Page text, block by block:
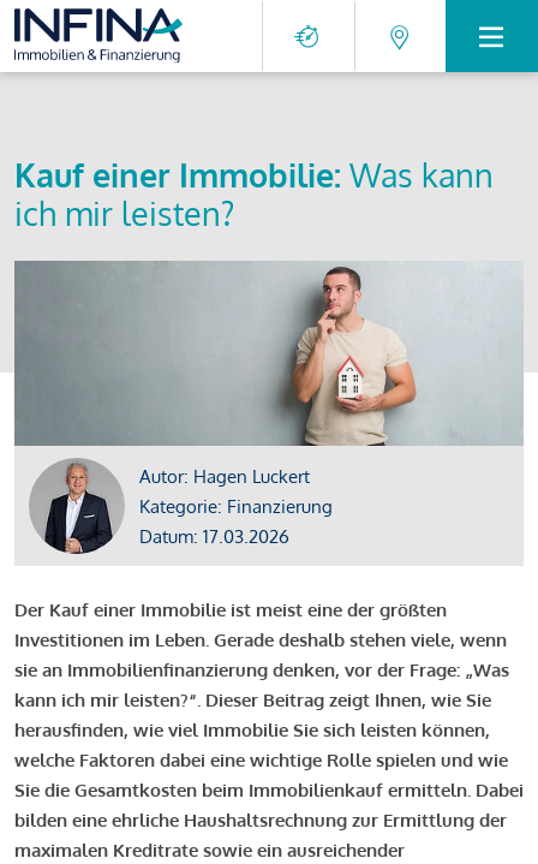
Kauf einer Immobilie: Was kann
ich mir leisten?
Autor: Hagen Luckert
Kategorie: Finanzierung
Datum: 17.03.2026
Der Kauf einer Immobilie ist meist eine der größten
Investitionen im Leben. Gerade deshalb stehen viele, wenn
sie an Immobilienfinanzierung denken, vor der Frage: „Was
kann ich mir leisten?“. Dieser Beitrag zeigt Ihnen, wie Sie
herausfinden, wie viel Immobilie Sie sich leisten können,
welche Faktoren dabei eine wichtige Rolle spielen und wie
Sie die Gesamtkosten beim Immobilienkauf ermitteln. Dabei
bilden eine ehrliche Haushaltsrechnung zur Ermittlung der
maximalen Kreditrate sowie ein ausreichender